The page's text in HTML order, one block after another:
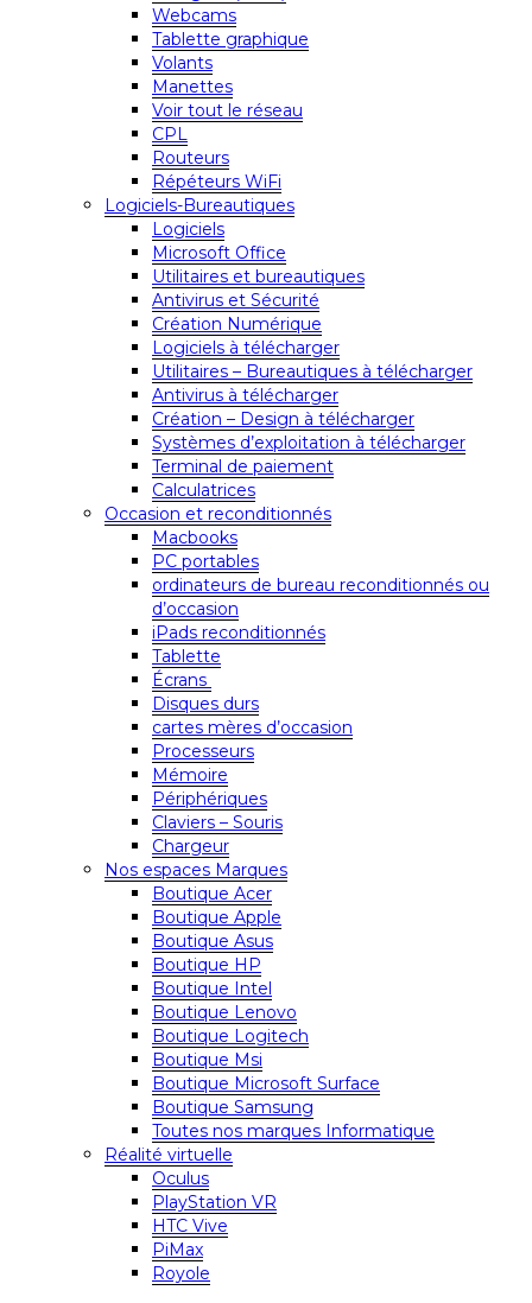
Webcams
Tablette graphique
Volants
Manettes
Voir tout le réseau
CPL
Routeurs
Répéteurs WiFi
Logiciels-Bureautiques
Logiciels
Microsoft Office
Utilitaires et bureautiques
Antivirus et Sécurité
Création Numérique
Logiciels à télécharger
Utilitaires – Bureautiques à télécharger
Antivirus à télécharger
Création – Design à télécharger
Systèmes d’exploitation à télécharger
Terminal de paiement
Calculatrices
Occasion et reconditionnés
Macbooks
PC portables
ordinateurs de bureau reconditionnés ou
d’occasion
iPads reconditionnés
Tablette
Écrans
Disques durs
cartes mères d’occasion
Processeurs
Mémoire
Périphériques
Claviers – Souris
Chargeur
Nos espaces Marques
Boutique Acer
Boutique Apple
Boutique Asus
Boutique HP
Boutique Intel
Boutique Lenovo
Boutique Logitech
Boutique Msi
Boutique Microsoft Surface
Boutique Samsung
Toutes nos marques Informatique
Réalité virtuelle
Oculus
PlayStation VR
HTC Vive
PiMax
Royole